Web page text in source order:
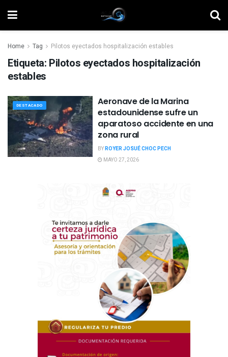
Home Tag Pilotos eyectados hospitalización estables
Etiqueta: Pilotos eyectados hospitalización
estables
DESTACADO
Aeronave de la Marina
estadounidense sufre un
aparatoso accidente en una
zona rural
BYROYER JOSUÉ CHOC PECH
MAYO 27, 2026